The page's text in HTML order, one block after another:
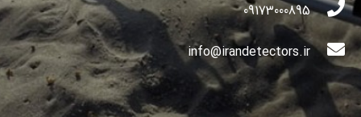
09173000895
info@irandetectors.ir